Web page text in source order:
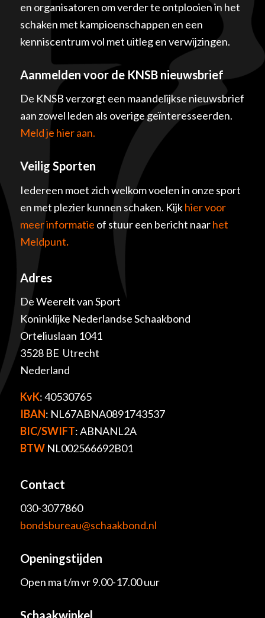
en organisatoren om verder te ontplooien in het
schaken met kampioenschappen en een
kenniscentrum vol met uitleg en verwijzingen.
Aanmelden voor de KNSB nieuwsbrief
De KNSB verzorgt een maandelijkse nieuwsbrief
aan zowel leden als overige geïnteresseerden.
Meld je hier aan.
Veilig Sporten
Iedereen moet zich welkom voelen in onze sport
en met plezier kunnen schaken. Kijkhier voor
meer informatie of stuur een bericht naarhet
Meldpunt.
Adres
De Weerelt van Sport
Koninklijke Nederlandse Schaakbond
Orteliuslaan 1041
3528 BE Utrecht
Nederland
KvK: 40530765
IBAN: NL67ABNA0891743537
BIC/SWIFT: ABNANL2A
BTWNL002566692B01
Contact
030-3077860
bondsbureau@schaakbond.nl
Openingstijden
Open ma t/m vr 9.00-17.00 uur